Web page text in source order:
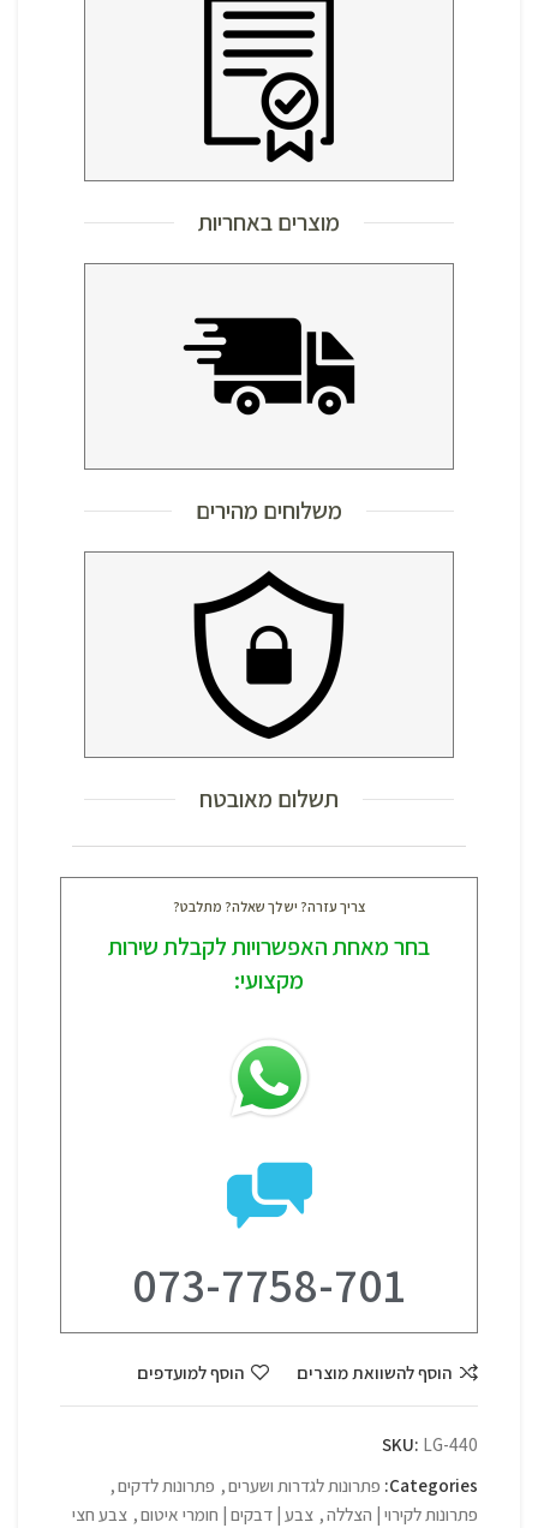
מוצרים באחריות
משלוחים מהירים
תשלום מאובטח
צריך עזרה? יש לך שאלה? מתלבט?
בחר מאחת האפשרויות לקבלת שירות
מקצועי:
073-7758-701
הוסף להשוואת מוצרים הוסף למועדפים
SKU: LG-440
Categories: פתרונות לגדרות ושערים, פתרונות לדקים,
פתרונות לקירוי | הצללה, צבע | דבקים | חומרי איטום, צבע חצי